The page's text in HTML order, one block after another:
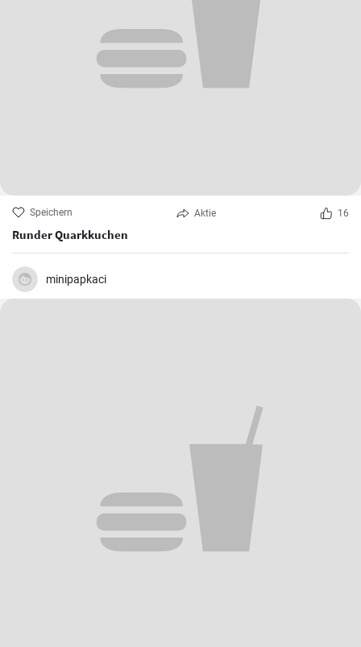
Speichern Aktie 16
Runder Quarkkuchen
minipapkaci